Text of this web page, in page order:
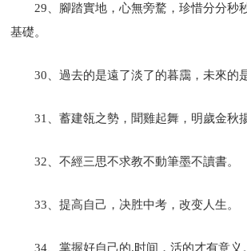
29、腳踏實地，心無旁騖，珍惜分分秒
基礎。
30、過去的是遠了淡了的暮靄，未來的
31、蓄建瓴之勢，聞雞起舞，明歲金秋
32、不經三思不求教不動筆墨不讀書。
33、提高自己，决胜中考，改变人生。
34、掌握好自己的.时间，活的才有意义